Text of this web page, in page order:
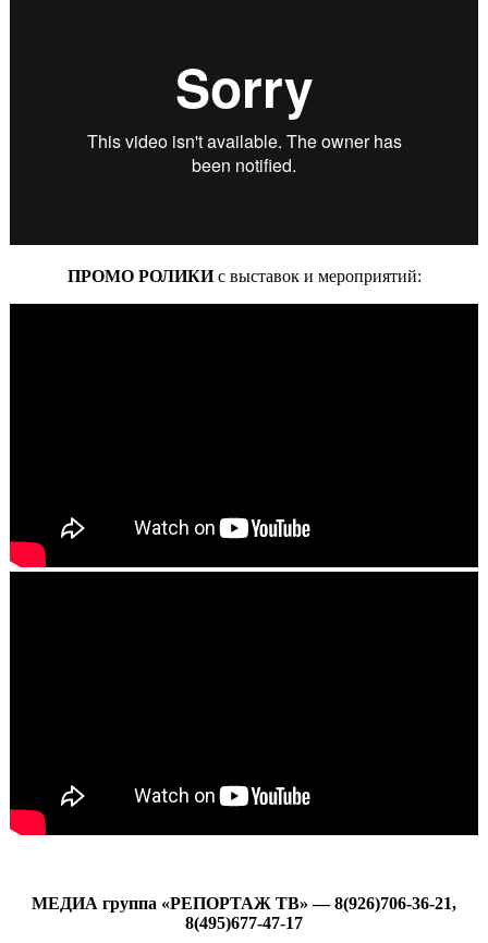
ПРОМО РОЛИКИс выставок и мероприятий:
МЕДИА группа «РЕПОРТАЖ ТВ» — 8(926)706-36-21,
8(495)677-47-17